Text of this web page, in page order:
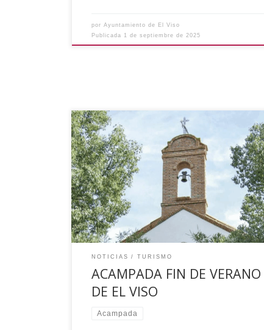
porAyuntamiento de El Viso
Publicada 1 de septiembre de 2025
Los días 20 y 21 de septiembre se vivirán dos
días inolvidables en la Huerta de los Frailes
llenos de actividades. Para niños y niñas hasta
16 años. Inscripciones hasta el 17 de
en el Ayuntamiento ¡No podéis faltar!
Ayuntamiento de El Viso
NOTICIAS TURISMO
ACAMPADA FIN DE VERANO
DE EL VISO
Acampada